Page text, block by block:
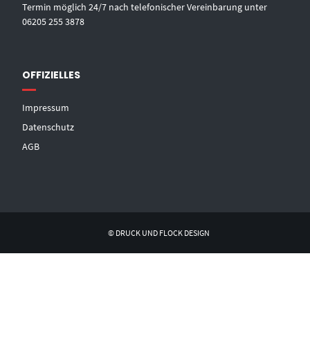
Termin möglich 24/7 nach telefonischer Vereinbarung unter
06205 255 3878
OFFIZIELLES
Impressum
Datenschutz
AGB
© DRUCK UND FLOCK DESIGN